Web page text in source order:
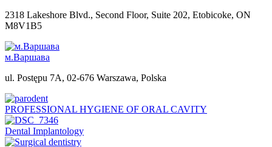
2318 Lakeshore Blvd., Second Floor, Suite 202, Etobicoke, ON
M8V1B5
м.Варшава
ul. Postępu 7A, 02-676 Warszawa, Polska
PROFESSIONAL HYGIENE OF ORAL CAVITY
Dental Implantology